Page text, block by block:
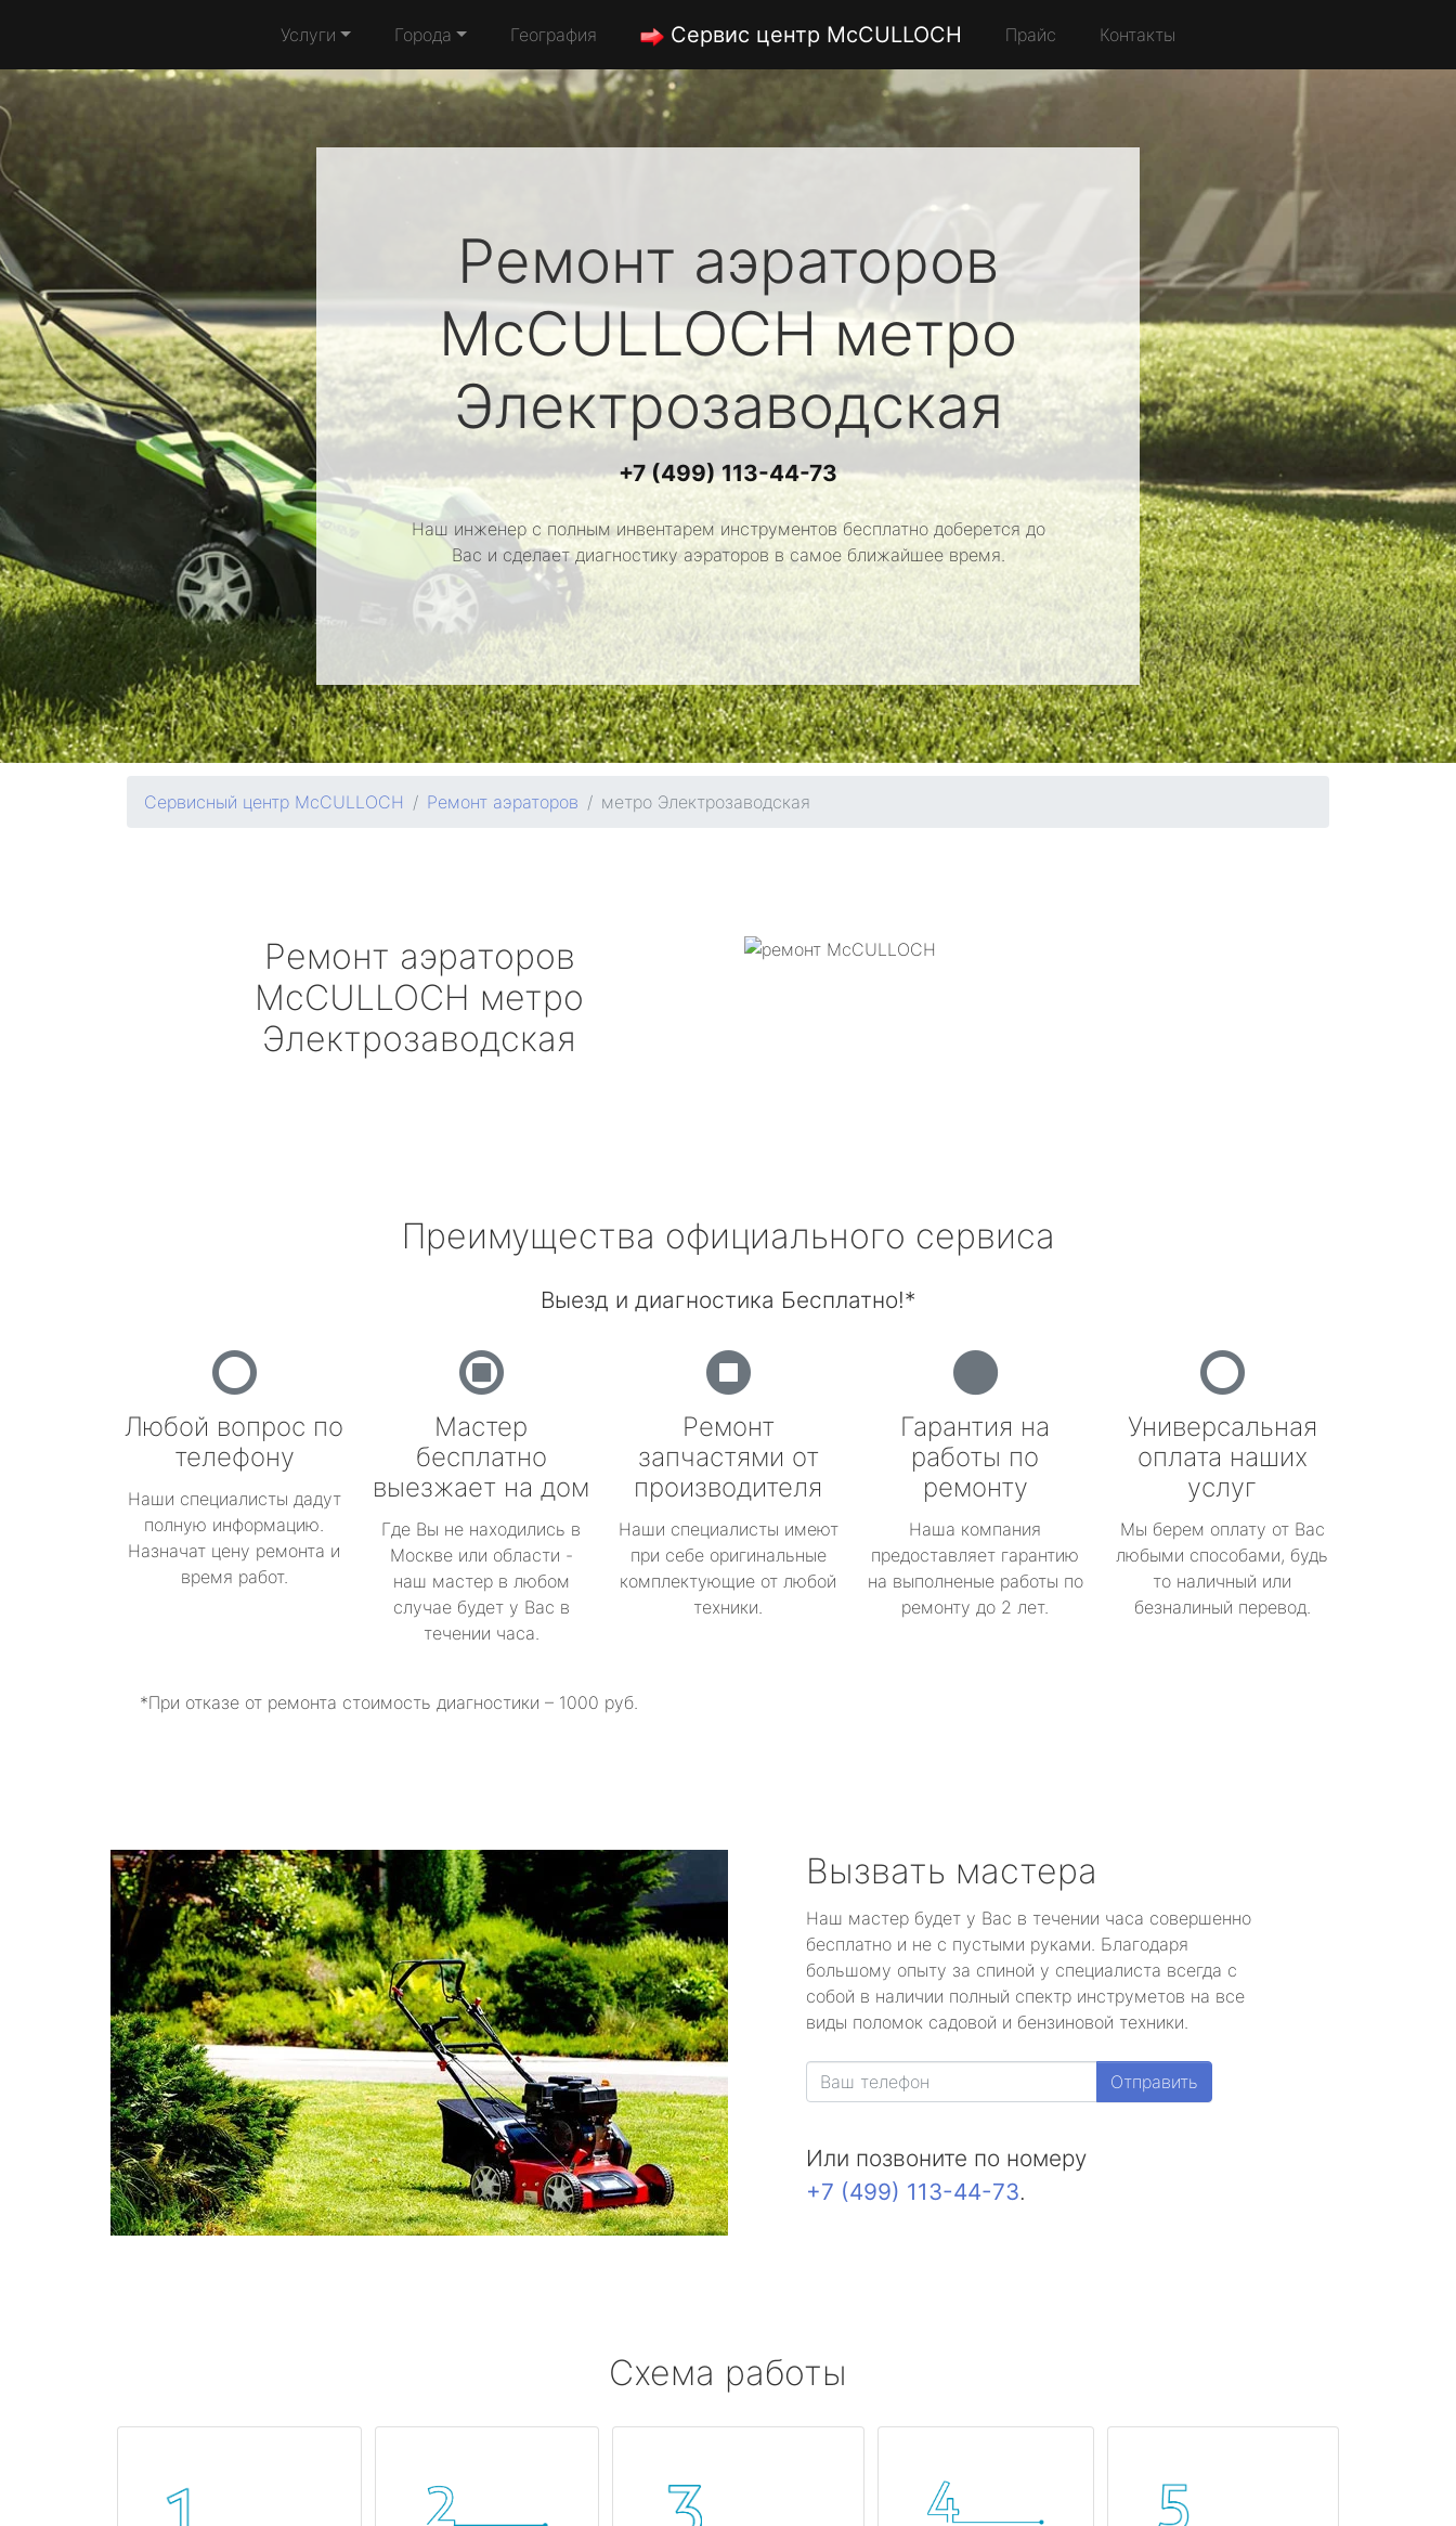
Услуги Города География Сервис центр McCULLOCH Прайс Контакты
Ремонт аэраторов
McCULLOCHметро
Электрозаводская
+7 (499) 113-44-73
Наш инженер с полным инвентарем инструментов бесплатно доберется до
Вас и сделает диагностику аэраторов в самое ближайшее время.
Сервисный центр McCULLOCH Ремонт аэраторов метро Электрозаводская
Ремонт аэраторов
McCULLOCH метро
Электрозаводская
Преимущества официального сервиса
Выезд и диагностика Бесплатно!*
Любой вопрос по
телефону
Наши специалисты дадут
полную информацию.
Назначат цену ремонта и
время работ.
Мастер
бесплатно
выезжает на дом
Где Вы не находились в
Москве или области -
наш мастер в любом
случае будет у Вас в
течении часа.
Ремонт
запчастями от
производителя
Наши специалисты имеют
при себе оригинальные
комплектующие от любой
техники.
Гарантия на
работы по
ремонту
Наша компания
предоставляет гарантию
на выполненые работы по
ремонту до 2 лет.
Универсальная
оплата наших
услуг
Мы берем оплату от Вас
любыми способами, будь
то наличный или
безналиный перевод.
*При отказе от ремонта стоимость диагностики – 1000 руб.
Вызвать мастера
Наш мастер будет у Вас в течении часа совершенно
бесплатно и не с пустыми руками. Благодаря
большому опыту за спиной у специалиста всегда с
собой в наличии полный спектр инструметов на все
виды поломок садовой и бензиновой техники.
Отправить
Или позвоните по номеру
+7 (499) 113-44-73.
Схема работы